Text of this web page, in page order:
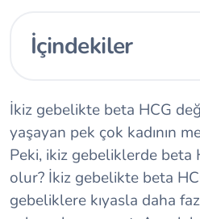
İçindekiler
İkiz gebelikte beta HCG
yaşayan pek çok kadının
Peki, ikiz gebeliklerde beta
olur? İkiz gebelikte beta
gebeliklere kıyasla daha